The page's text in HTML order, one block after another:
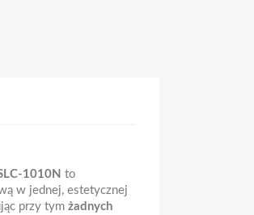
1010N to
w jednej, estetycznej
przy tym żadnych